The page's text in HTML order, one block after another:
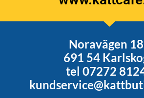
Noravägen
691 54
tel 07272